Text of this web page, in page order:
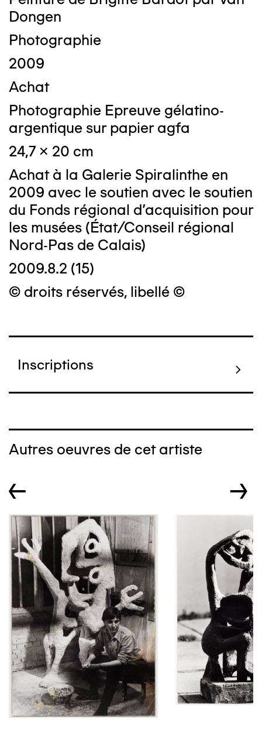
Dongen
Photographie
2009
Achat
Photographie Epreuve gélatino-
argentique sur papier agfa
24,7 x 20 cm
Achat à la Galerie Spiralinthe en
2009 avec le soutien avec le soutien
du Fonds régional d'acquisition pour
les musées (État/Conseil régional
Nord-Pas de Calais)
2009.8.2 (15)
© droits réservés, libellé ©
Inscriptions
Autres oeuvres de cet artiste
← →